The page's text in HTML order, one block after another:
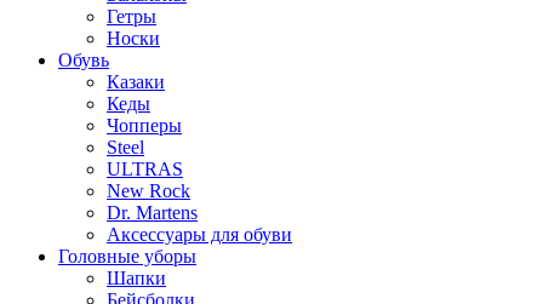
Гетры
Носки
Обувь
Казаки
Кеды
Чопперы
Steel
ULTRAS
New Rock
Dr. Martens
Аксессуары для обуви
Головные уборы
Шапки
Бейсболки